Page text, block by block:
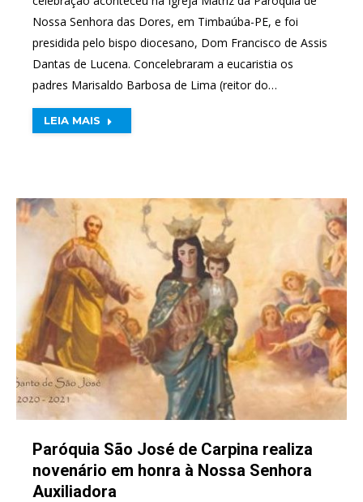
Nossa Senhora das Dores, em Timbaúba-PE, e foi
presidida pelo bispo diocesano, Dom Francisco de Assis
Dantas de Lucena. Concelebraram a eucaristia os
padres Marisaldo Barbosa de Lima (reitor do…
LEIA MAIS
Paróquia São José de Carpina realiza
novenário em honra à Nossa Senhora
Auxiliadora